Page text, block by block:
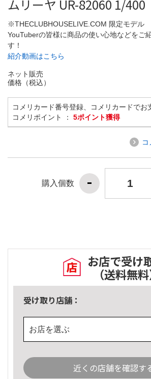
ムリーヤ UR-82060 1/400
※THECLUBHOUSELIVE.COM 限定モデル
YouTuberの皆様に商品の使い心地などをご
す！
紹介動画はこちら
ネット販売
価格（税込）
コメリカード番号登録、コメリカードでお
コメリポイント ： 5ポイント獲得
購入個数
お店で受け
（送料無料
受け取り店舗：
お店を選ぶ
近くの店舗を確認す